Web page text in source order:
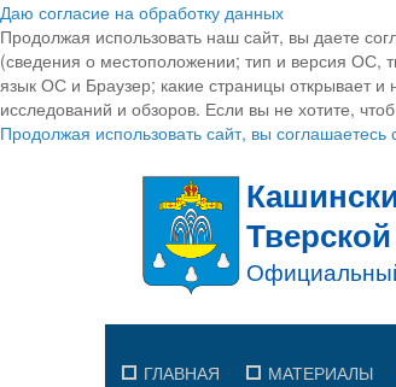
Даю согласие на обработку данных
Продолжая использовать наш сайт, вы даете
(сведения о местоположении; тип и версия ОС,
язык ОС и Браузер; какие страницы открывает и
исследований и обзоров. Если вы не хотите,
Продолжая использовать сайт, вы
ГЛАВНАЯ МАТЕРИАЛЫ